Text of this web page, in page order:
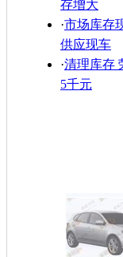
存增大
·市场库存
供应现车
·清理库存
5千元